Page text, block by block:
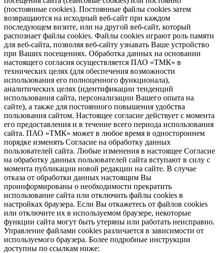
(постоянные cookies). Постоянные файлы cookies затем
возвращаются на исходный веб-сайт при каждом
последующем визите, или на другой веб-сайт, который
распознает файлы cookies. Файлы cookies играют роль памяти
для веб-сайта, позволяя веб-сайту узнавать Ваше устройство
при Ваших посещениях. Обработка данных на основании
настоящего согласия осуществляется ПАО «ТМК» в
технических целях (для обеспечения возможности
использования его полноценного функционала),
аналитических целях (идентификации тенденций
использования сайта, персонализации Вашего опыта на
сайте), а также для постоянного повышения удобства
пользования сайтом. Настоящее согласие действует с момента
его предоставления и в течение всего периода использования
сайта. ПАО «ТМК» может в любое время в одностороннем
порядке изменять Согласие на обработку данных
пользователей сайта. Любые изменения в настоящее Согласие
на обработку данных пользователей сайта вступают в силу с
момента публикации новой редакции на сайте. В случае
отказа от обработки данных настоящим Вы
проинформированы о необходимости прекратить
использование сайта или отключить файлы cookies в
настройках браузера. Если Вы откажетесь от файлов cookies
или отключите их в используемом браузере, некоторые
функции сайта могут быть утеряны или работать неисправно.
Управление файлами cookies различается в зависимости от
используемого браузера. Более подробные инструкции
доступны по ссылкам ниже: